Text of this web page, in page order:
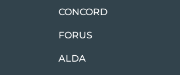
CONCORD
FORUS
ALDA